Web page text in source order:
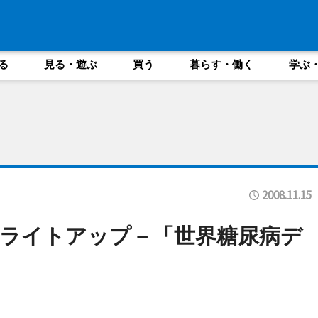
見る・遊ぶ 買う 暮らす・働く 学ぶ
2008.11.15
イトアップ－「世界糖尿病デ